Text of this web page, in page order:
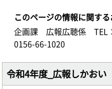
このページの情報に関す
企画課 広報広聴係
TEL
0156-66-1020
令和4年度_広報しかおい